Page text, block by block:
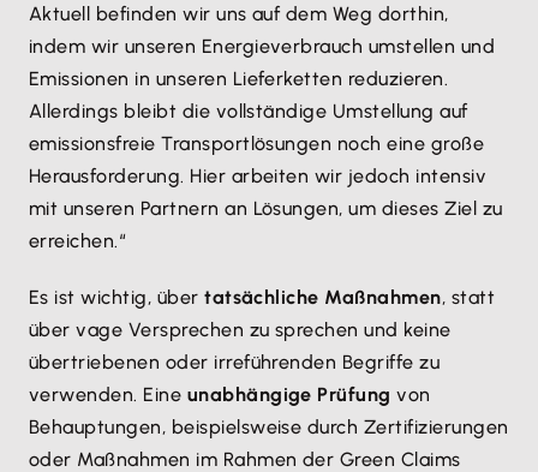
Aktuell befinden wir uns auf dem Weg dorthin,
indem wir unseren Energieverbrauch umstellen und
Emissionen in unseren Lieferketten reduzieren.
Allerdings bleibt die vollständige Umstellung auf
emissionsfreie Transportlösungen noch eine große
Herausforderung. Hier arbeiten wir jedoch intensiv
mit unseren Partnern an Lösungen, um dieses Ziel zu
erreichen.“
Es ist wichtig, übertatsächliche Maßnahmen, statt
über vage Versprechen zu sprechen und keine
übertriebenen oder irreführenden Begriffe zu
verwenden. Eine unabhängige Prüfung von
Behauptungen, beispielsweise durch Zertifizierungen
oder Maßnahmen im Rahmen der Green Claims